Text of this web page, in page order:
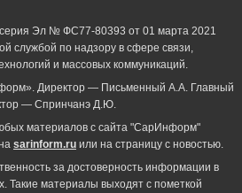
Эл № ФС77-80393 от 01 марта 2021
службой по надзору в сфере связи,
и массовых коммуникаций.
Директор — Письменный А.А. Главный
— Спринчанэ Д.Ю.
материалов с сайта "СарИнформ"
sarinform.ru или на страницу с новостью.
за достоверность информации в
Такие материалы выходят с пометкой